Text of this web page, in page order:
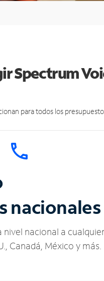
Spectrum
para todos los
nacionales
nivel nacional a
Canadá, México y más.